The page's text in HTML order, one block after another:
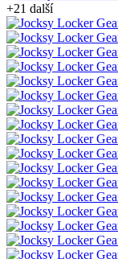
+21 další